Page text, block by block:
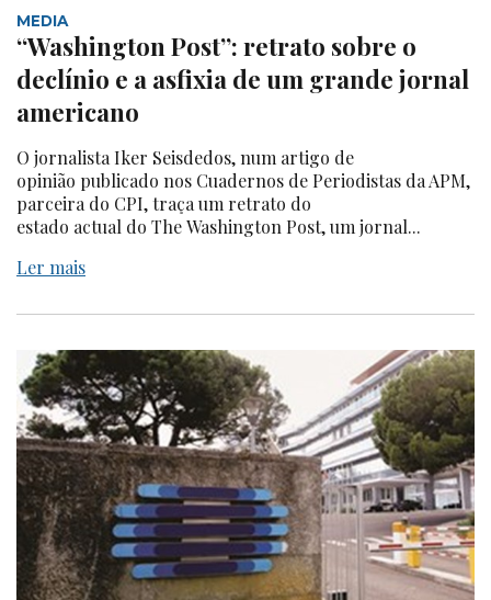
MEDIA
“Washington Post”: retrato sobre o
declínio e a asfixia de um grande jornal
americano
O jornalista Iker Seisdedos, num artigo de
opinião publicado nos Cuadernos de Periodistas da APM,
parceira do CPI, traça um retrato do
estado actual do The Washington Post, um jornal...
Ler mais